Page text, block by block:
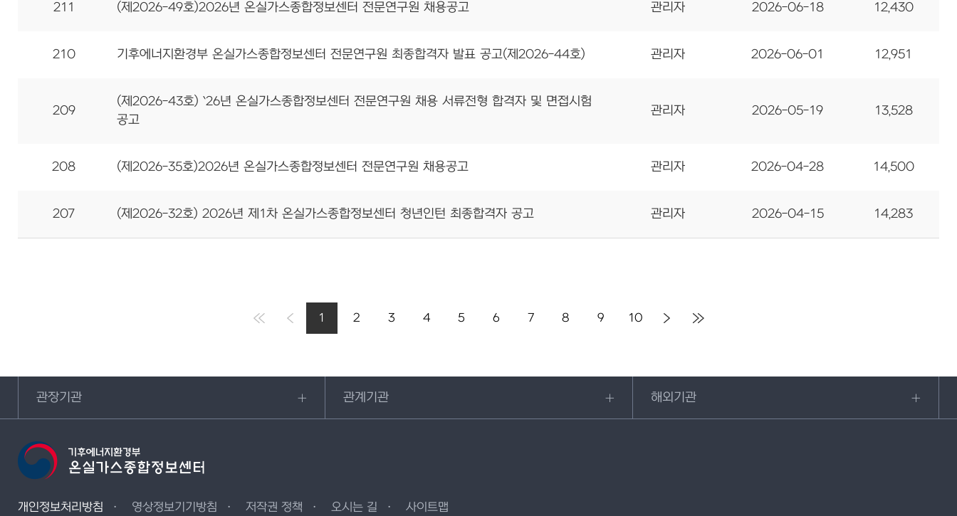
211 (제2026-49호)2026년 온실가스종합정보센터 전문연구원 채용공고 관리자 2026-06-18 12,430
210 기후에너지환경부 온실가스종합정보센터 전문연구원 최종합격자 발표 공고(제2026-44호) 관리자 2026-06-01 12,951
209
(제2026-43호) `26년 온실가스종합정보센터 전문연구원 채용 서류전형 합격자 및 면접시험
공고
관리자 2026-05-19 13,528
208 (제2026-35호)2026년 온실가스종합정보센터 전문연구원 채용공고 관리자 2026-04-28 14,500
207 (제2026-32호) 2026년 제1차 온실가스종합정보센터 청년인턴 최종합격자 공고 관리자 2026-04-15 14,283
1 2 3 4 5 6 7 8 9 10
관장기관 관계기관 해외기관
개인정보처리방침 영상정보기기방침 저작권 정책 오시는 길 사이트맵